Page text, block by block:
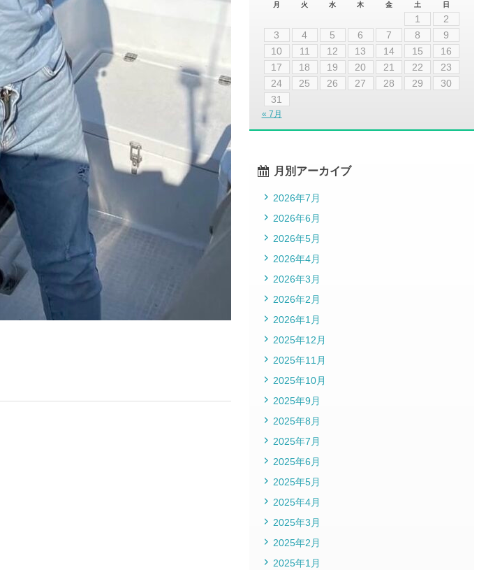
月 火 水 木 金 土 日
1
2
3
4 5 6 7 8
9
10
11 12 13 14 15
16
17
18 19 20 21 22
23
24
25 26 27 28 29
30
31
« 7月
月別アーカイブ
2026年7月
2026年6月
2026年5月
2026年4月
2026年3月
2026年2月
2026年1月
2025年12月
2025年11月
2025年10月
2025年9月
2025年8月
2025年7月
2025年6月
2025年5月
2025年4月
2025年3月
2025年2月
2025年1月